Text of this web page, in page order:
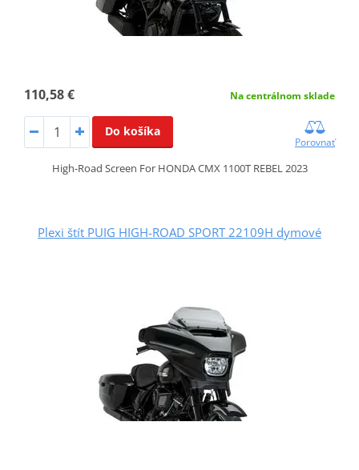
110,58 € Na centrálnom sklade
Do košíka
Porovnať
High-Road Screen For HONDA CMX 1100T REBEL 2023
Plexi štít PUIG HIGH-ROAD SPORT 22109H dymové